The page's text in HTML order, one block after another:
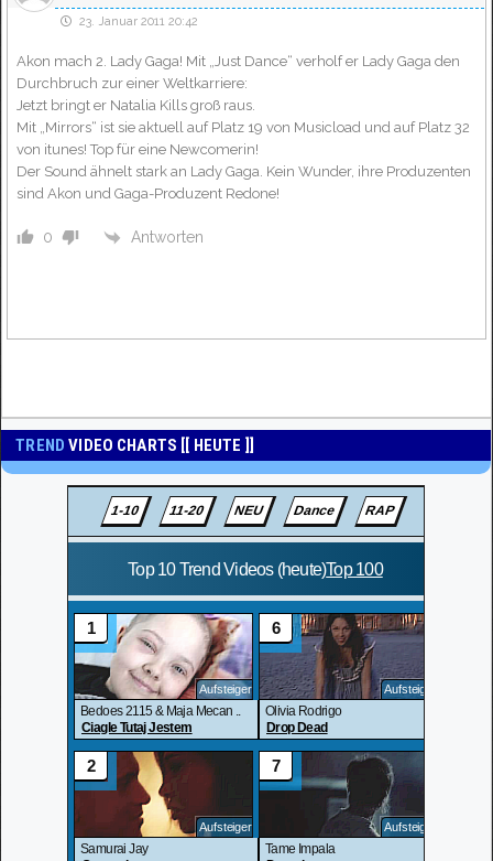
23. Januar 2011 20:42
Akon mach 2. Lady Gaga! Mit „Just Dance“ verholf er Lady Gaga den
Durchbruch zur einer Weltkarriere:
Jetzt bringt er Natalia Kills groß raus.
Mit „Mirrors“ ist sie aktuell auf Platz 19 von Musicload und auf Platz 32
von itunes! Top für eine Newcomerin!
Der Sound ähnelt stark an Lady Gaga. Kein Wunder, ihre Produzenten
sind Akon und Gaga-Produzent Redone!
0 Antworten
TRENDVIDEO CHARTS [[ HEUTE ]]